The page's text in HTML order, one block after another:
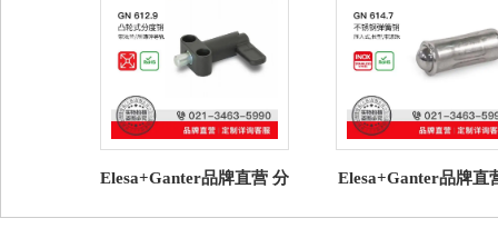
Elesa+Ganter品牌直营 分
度销 压铸锌导轨
Elesa+Ganter品牌直
簧销 压入式带滚珠